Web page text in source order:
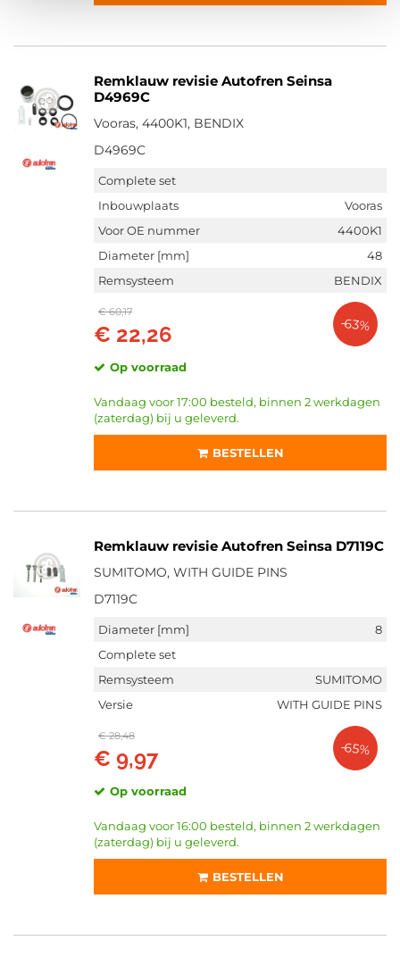
Remklauw revisie Autofren Seinsa
D4969C
Vooras, 4400K1, BENDIX
D4969C
Complete set
Inbouwplaats
Vooras
Voor OE nummer
4400K1
Diameter [mm]
48
Remsysteem
BENDIX
€ 60,17
€ 22,26 -63%
Op voorraad
Vandaag voor 17:00 besteld, binnen 2 werkdagen
(zaterdag) bij u geleverd.
BESTELLEN
Remklauw revisie Autofren Seinsa D7119C
SUMITOMO, WITH GUIDE PINS
D7119C
Diameter [mm]
8
Complete set
Remsysteem
SUMITOMO
Versie
WITH GUIDE PINS
€ 28,48
€ 9,97 -65%
Op voorraad
Vandaag voor 16:00 besteld, binnen 2 werkdagen
(zaterdag) bij u geleverd.
BESTELLEN